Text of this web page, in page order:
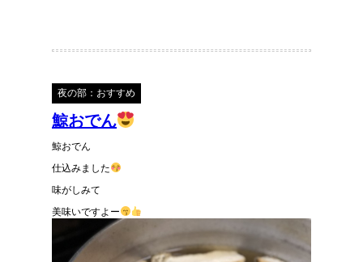
夜の部：おすすめ
鯨おでん
鯨おでん
仕込みました
味がしみて
美味いですよー